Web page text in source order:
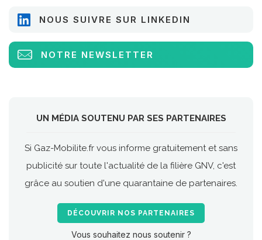
NOUS SUIVRE SUR LINKEDIN
NOTRE NEWSLETTER
UN MÉDIA SOUTENU PAR SES PARTENAIRES
Si Gaz-Mobilite.fr vous informe gratuitement et sans
publicité sur toute l'actualité de la filière GNV, c'est
grâce au soutien d'une quarantaine de partenaires.
DÉCOUVRIR NOS PARTENAIRES
Vous souhaitez nous soutenir ?